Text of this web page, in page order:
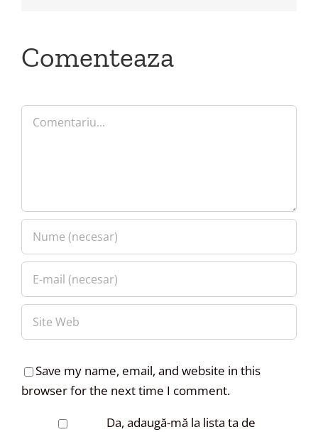
Comenteaza
Comment
Save my name, email, and website in this
browser for the next time I comment.
Da, adaugă-mă la lista ta de